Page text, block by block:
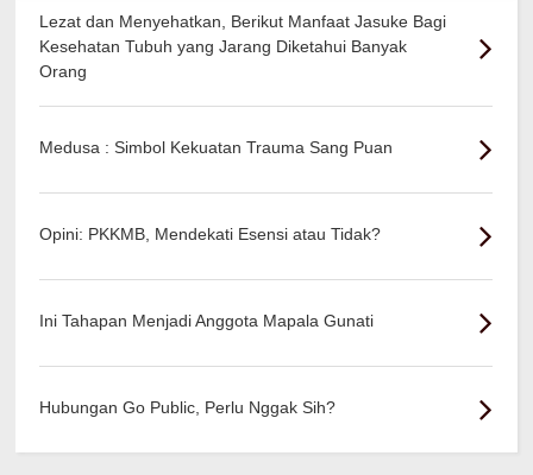
Lezat dan Menyehatkan, Berikut Manfaat Jasuke Bagi
Kesehatan Tubuh yang Jarang Diketahui Banyak
Orang
Medusa : Simbol Kekuatan Trauma Sang Puan
Opini: PKKMB, Mendekati Esensi atau Tidak?
Ini Tahapan Menjadi Anggota Mapala Gunati
Hubungan Go Public, Perlu Nggak Sih?